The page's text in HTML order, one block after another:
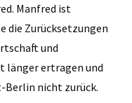
Manfred ist
die Zurücksetzungen
und
länger ertragen und
Berlin nicht zurück.